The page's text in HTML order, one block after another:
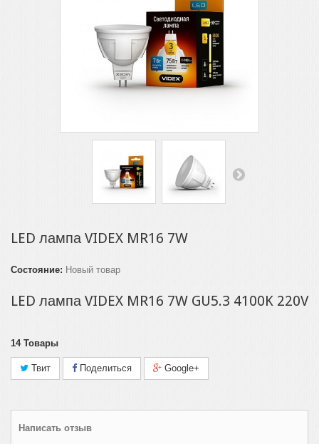
LED лампа VIDEX MR16 7W
Состояние: Новый товар
LED лампа VIDEX MR16 7W GU5.3 4100K 220V
14 Товары
Твит Поделиться Google+
Написать отзыв